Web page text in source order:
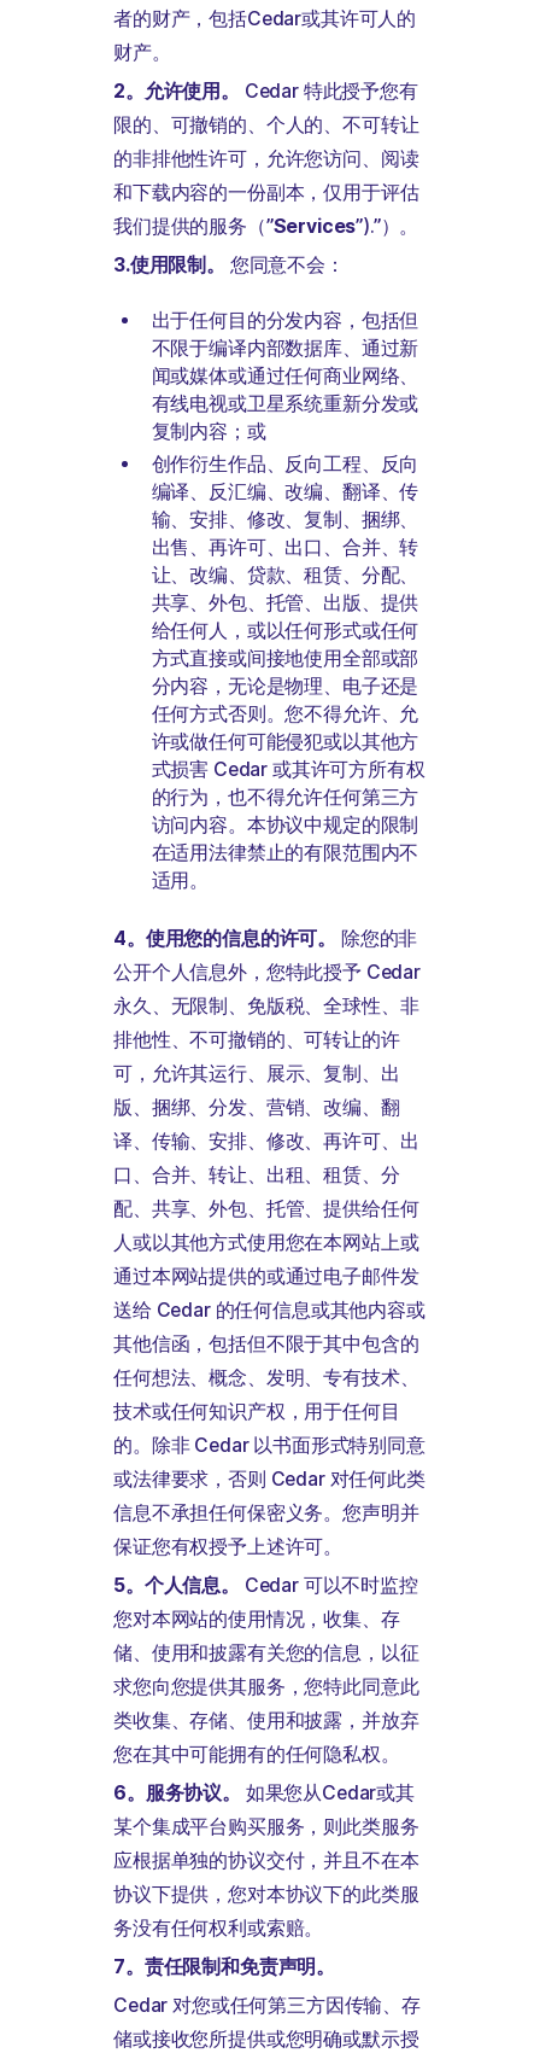
者的财产，包括Cedar或其许可人的
财产。
2。允许使用。
Cedar 特此授予您有
限的、可撤销的、个人的、不可转让
的非排他性许可，允许您访问、阅读
和下载内容的一份副本，仅用于评估
我们提供的服务（”Services”).”）。
3.使用限制。
您同意不会：
出于任何目的分发内容，包括但
不限于编译内部数据库、通过新
闻或媒体或通过任何商业网络、
有线电视或卫星系统重新分发或
复制内容；或
创作衍生作品、反向工程、反向
编译、反汇编、改编、翻译、传
输、安排、修改、复制、捆绑、
出售、再许可、出口、合并、转
让、改编、贷款、租赁、分配、
共享、外包、托管、出版、提供
给任何人，或以任何形式或任何
方式直接或间接地使用全部或部
分内容，无论是物理、电子还是
任何方式否则。您不得允许、允
许或做任何可能侵犯或以其他方
式损害 Cedar 或其许可方所有权
的行为，也不得允许任何第三方
访问内容。本协议中规定的限制
在适用法律禁止的有限范围内不
适用。
4。使用您的信息的许可。
除您的非
公开个人信息外，您特此授予 Cedar
永久、无限制、免版税、全球性、非
排他性、不可撤销的、可转让的许
可，允许其运行、展示、复制、出
版、捆绑、分发、营销、改编、翻
译、传输、安排、修改、再许可、出
口、合并、转让、出租、租赁、分
配、共享、外包、托管、提供给任何
人或以其他方式使用您在本网站上或
通过本网站提供的或通过电子邮件发
送给 Cedar 的任何信息或其他内容或
其他信函，包括但不限于其中包含的
任何想法、概念、发明、专有技术、
技术或任何知识产权，用于任何目
的。除非 Cedar 以书面形式特别同意
或法律要求，否则 Cedar 对任何此类
信息不承担任何保密义务。您声明并
保证您有权授予上述许可。
5。个人信息。
Cedar 可以不时监控
您对本网站的使用情况，收集、存
储、使用和披露有关您的信息，以征
求您向您提供其服务，您特此同意此
类收集、存储、使用和披露，并放弃
您在其中可能拥有的任何隐私权。
6。服务协议。
如果您从Cedar或其
某个集成平台购买服务，则此类服务
应根据单独的协议交付，并且不在本
协议下提供，您对本协议下的此类服
务没有任何权利或索赔。
7。责任限制和免责声明。
Cedar 对您或任何第三方因传输、存
储或接收您所提供或您明确或默示授